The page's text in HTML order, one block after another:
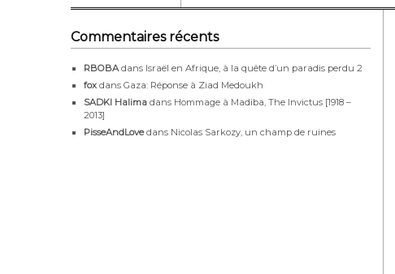
Commentaires récents
RBOBAdans Israël en Afrique, à la quête d’un paradis perdu 2
fox dans Gaza: Réponse à Ziad Medoukh
SADKI Halima dans Hommage à Madiba, The Invictus [1918 –
2013]
PisseAndLovedans Nicolas Sarkozy, un champ de ruines